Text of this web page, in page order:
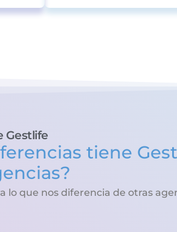
Gestlife
tiene
lo que nos diferencia de otras